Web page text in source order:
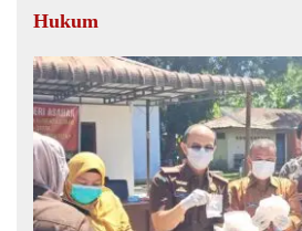
Hukum